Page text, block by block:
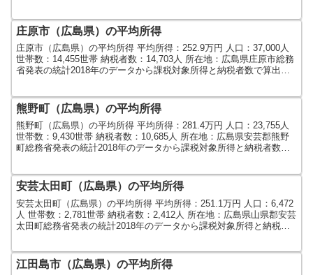
庄原市（広島県）の平均所得
庄原市（広島県）の平均所得 平均所得：252.9万円 人口：37,000人
世帯数：14,455世帯 納税者数：14,703人 所在地：広島県庄原市総務
省発表の統計2018年のデータから課税対象所得と納税者数で算出し
熊野町（広島県）の平均所得
熊野町（広島県）の平均所得 平均所得：281.4万円 人口：23,755人
世帯数：9,430世帯 納税者数：10,685人 所在地：広島県安芸郡熊野
町総務省発表の統計2018年のデータから課税対象所得と納税者数で
安芸太田町（広島県）の平均所得
安芸太田町（広島県）の平均所得 平均所得：251.1万円 人口：6,472
人 世帯数：2,781世帯 納税者数：2,412人 所在地：広島県山県郡安芸
太田町総務省発表の統計2018年のデータから課税対象所得と納税者
江田島市（広島県）の平均所得